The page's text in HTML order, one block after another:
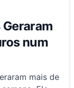
num
mais de